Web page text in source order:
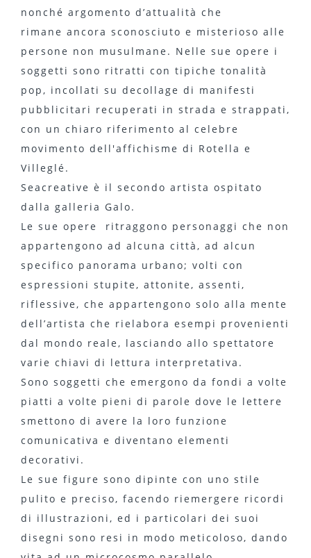
nonché argomento d’attualità che
rimane ancora sconosciuto e misterioso alle
persone non musulmane. Nelle sue opere i
soggetti sono ritratti con tipiche tonalità
pop, incollati su decollage di manifesti
pubblicitari recuperati in strada e strappati,
con un chiaro riferimento al celebre
movimento dell'affichisme di Rotella e
Villeglé.
Seacreative è il secondo artista ospitato
dalla galleria Galo.
Le sue opere ritraggono personaggi che non
appartengono ad alcuna città, ad alcun
specifico panorama urbano; volti con
espressioni stupite, attonite, assenti,
riflessive, che appartengono solo alla mente
dell’artista che rielabora esempi provenienti
dal mondo reale, lasciando allo spettatore
varie chiavi di lettura interpretativa.
Sono soggetti che emergono da fondi a volte
piatti a volte pieni di parole dove le lettere
smettono di avere la loro funzione
comunicativa e diventano elementi
decorativi.
Le sue figure sono dipinte con uno stile
pulito e preciso, facendo riemergere ricordi
di illustrazioni, ed i particolari dei suoi
disegni sono resi in modo meticoloso, dando